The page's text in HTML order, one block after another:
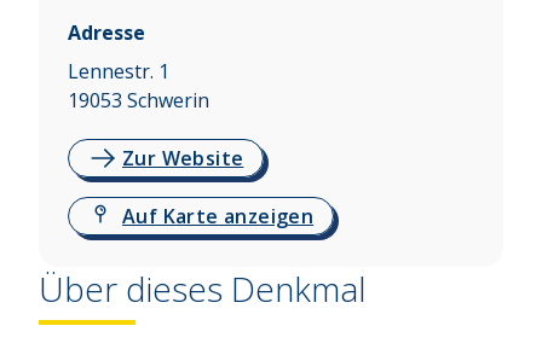
Adresse
Lennestr. 1
19053 Schwerin
Zur Website
Auf Karte anzeigen
Über dieses Denkmal